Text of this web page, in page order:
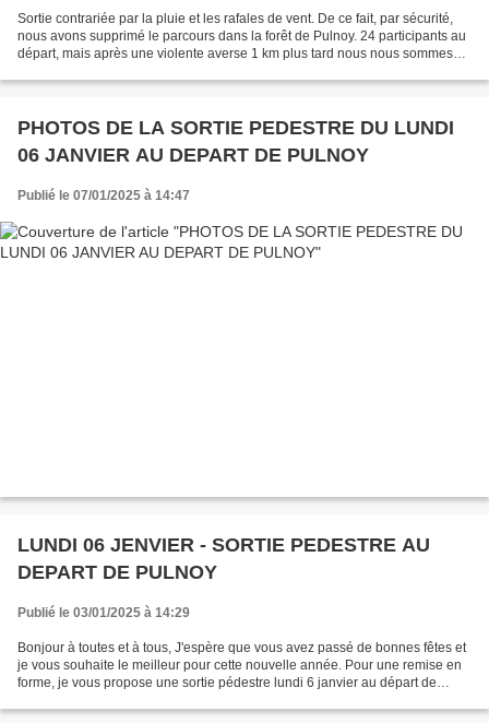
Sortie contrariée par la pluie et les rafales de vent. De ce fait, par sécurité,
nous avons supprimé le parcours dans la forêt de Pulnoy. 24 participants au
départ, mais après une violente averse 1 km plus tard nous nous sommes
PHOTOS DE LA SORTIE PEDESTRE DU LUNDI
06 JANVIER AU DEPART DE PULNOY
Publié le 07/01/2025 à 14:47
LUNDI 06 JENVIER - SORTIE PEDESTRE AU
DEPART DE PULNOY
Publié le 03/01/2025 à 14:29
Bonjour à toutes et à tous, J'espère que vous avez passé de bonnes fêtes et
je vous souhaite le meilleur pour cette nouvelle année. Pour une remise en
forme, je vous propose une sortie pédestre lundi 6 janvier au départ de